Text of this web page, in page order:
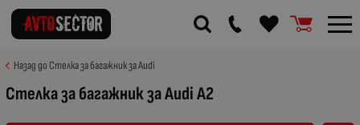
Назад до Стелка за багажник за Audi
Стелка за багажник за Audi A2